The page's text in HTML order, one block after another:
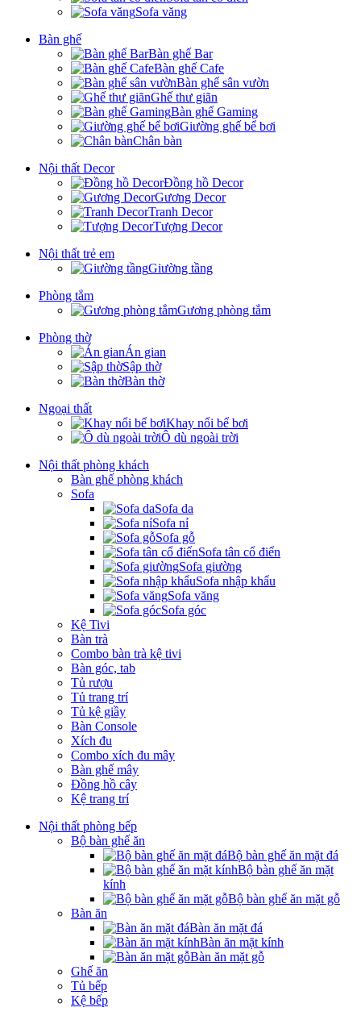
Sofa văng
Bàn ghế
Bàn ghế Bar
Bàn ghế Cafe
Bàn ghế sân vườn
Ghế thư giãn
Bàn ghế Gaming
Giường ghế bể bơi
Chân bàn
Nội thất Decor
Đồng hồ Decor
Gương Decor
Tranh Decor
Tượng Decor
Nội thất trẻ em
Giường tầng
Phòng tắm
Gương phòng tắm
Phòng thờ
Án gian
Sập thờ
Bàn thờ
Ngoại thất
Khay nổi bể bơi
Ô dù ngoài trời
Nội thất phòng khách
Bàn ghế phòng khách
Sofa
Sofa da
Sofa nỉ
Sofa gỗ
Sofa tân cổ điển
Sofa giường
Sofa nhập khẩu
Sofa văng
Sofa góc
Kệ Tivi
Bàn trà
Combo bàn trà kệ tivi
Bàn góc, tab
Tủ rượu
Tủ trang trí
Tủ kệ giầy
Bàn Console
Xích đu
Combo xích đu mây
Bàn ghế mây
Đồng hồ cây
Kệ trang trí
Nội thất phòng bếp
Bộ bàn ghế ăn
Bộ bàn ghế ăn mặt đá
Bộ bàn ghế ăn mặt
kính
Bộ bàn ghế ăn mặt gỗ
Bàn ăn
Bàn ăn mặt đá
Bàn ăn mặt kính
Bàn ăn mặt gỗ
Ghế ăn
Tủ bếp
Kệ bếp